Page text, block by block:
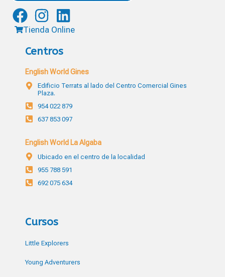
Tienda Online
Centros
English World Gines
Edificio Terrats al lado del Centro Comercial Gines
Plaza.
954 022 879
637 853 097
English World La Algaba
Ubicado en el centro de la localidad
955 788 591
692 075 634
Cursos
Little Explorers
Young Adventurers